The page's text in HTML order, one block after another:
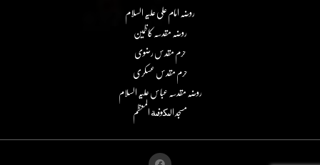
روضہ امام علی علیہ السلام
روضہ مقدسہ کاظمین
حرم مقدس رضوی
حرم مقدس عسکری
روضہ مقدسہ عباس علیہ السلام
مسجد الكوفة المعظم